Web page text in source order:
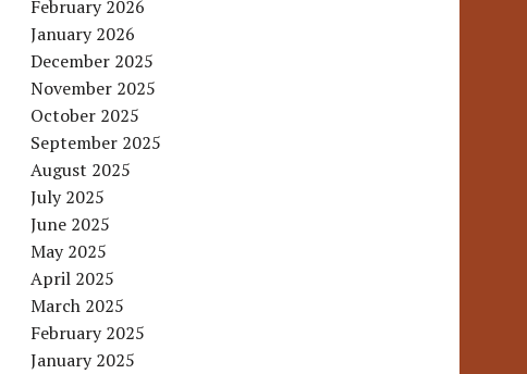
February 2026
January 2026
December 2025
November 2025
October 2025
September 2025
August 2025
July 2025
June 2025
May 2025
April 2025
March 2025
February 2025
January 2025